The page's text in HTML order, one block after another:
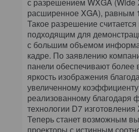
расширенное XGA), равным
Такое разрешение
подходящим для
с большим объемом
кадре. По заявлению
панели обеспечивают более
яркость изображения
увеличенному
реализованному благодаря
технологии D7
Теперь станет возможным